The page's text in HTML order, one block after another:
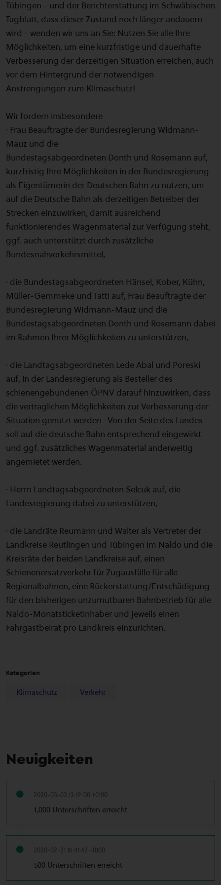
Tübingen - und der Berichterstattung im Schwäbischen
Tagblatt, dass dieser Zustand noch länger andauern
wird - wenden wir uns an Sie: Nutzen Sie alle Ihre
Möglichkeiten, um eine kurzfristige und dauerhafte
Verbesserung der derzeitigen Situation erreichen, auch
vor dem Hintergrund der notwendigen
Anstrengungen zum Klimaschutz!
Wir fordern insbesondere
· Frau Beauftragte der Bundesregierung Widmann-
Mauz und die
Bundestagsabgeordneten Donth und Rosemann auf,
kurzfristig Ihre Möglichkeiten in der Bundesregierung
als Eigentümerin der Deutschen Bahn zu nutzen, um
auf die Deutsche Bahn als derzeitigen Betreiber der
Strecken einzuwirken, damit ausreichend
funktionierendes Wagenmaterial zur Verfügung steht,
ggf. auch unterstützt durch zusätzliche
Bundesnahverkehrsmittel,
· die Bundestagsabgeordneten Hänsel, Kober, Kühn,
Müller-Gemmeke und Tatti auf, Frau Beauftragte der
Bundesregierung Widmann-Mauz und die
Bundestagsabgeordneten Donth und Rosemann dabei
im Rahmen Ihrer Möglichkeiten zu unterstützen,
· die Landtagsabgeordneten Lede Abal und Poreski
auf, in der Landesregierung als Besteller des
schienengebundenen ÖPNV darauf hinzuwirken, dass
die vertraglichen Möglichkeiten zur Verbesserung der
Situation genutzt werden- Von der Seite des Landes
soll auf die deutsche Bahn entsprechend eingewirkt
und ggf. zusätzliches Wagenmaterial anderweitig
angemietet werden.
· Herrn Landtagsabgeordneten Selcuk auf, die
Landesregierung dabei zu unterstützen,
· die Landräte Reumann und Walter als Vertreter der
Landkreise Reutlingen und Tübingen im Naldo und die
Kreisräte der beiden Landkreise auf, einen
Schienenersatzverkehr für Zugausfälle für alle
Regionalbahnen, eine Rückerstattung/Entschädigung
für den bisherigen unzumutbaren Bahnbetrieb für alle
Naldo-Monatsticketinhaber und jeweils einen
Fahrgastbeirat pro Landkreis einzurichten.
Kategorien
Klimaschutz Verkehr
Neuigkeiten
2020-03-03 13:19:00 +0100
1,000 Unterschriften erreicht
2020-02-21 16:41:42 +0100
500 Unterschriften erreicht